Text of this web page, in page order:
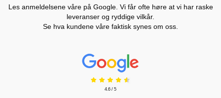
Les anmeldelsene våre på Google. Vi får ofte høre at vi har raske
leveranser og ryddige vilkår.
Se hva kundene våre faktisk synes om oss.
Prisjakt Vurdering: 4.6 Stjerne
4.6 / 5